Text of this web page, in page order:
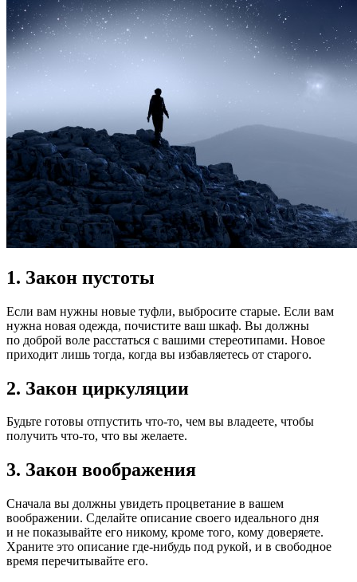
1. Закон пустоты
Если вам нужны новые туфли, выбросите старые. Если вам
нужна новая одежда, почистите ваш шкаф. Вы должны
по доброй воле расстаться с вашими стереотипами. Новое
приходит лишь тогда, когда вы избавляетесь от старого.
2. Закон циркуляции
Будьте готовы отпустить что-то, чем вы владеете, чтобы
получить что-то, что вы желаете.
3. Закон воображения
Сначала вы должны увидеть процветание в вашем
воображении. Сделайте описание своего идеального дня
и не показывайте его никому, кроме того, кому доверяете.
Храните это описание где-нибудь под рукой, и в свободное
время перечитывайте его.